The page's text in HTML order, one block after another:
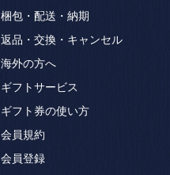
梱包・配送・納期
返品・交換・キャンセル
海外の方へ
ギフトサービス
ギフト券の使い方
会員規約
会員登録